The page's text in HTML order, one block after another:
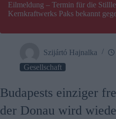
Eilmeldung – Termin für die
Kernkraftwerks Paks bekannt
Szijártó Hajnalka
Gesellschaft
Budapests einziger
der Donau wird